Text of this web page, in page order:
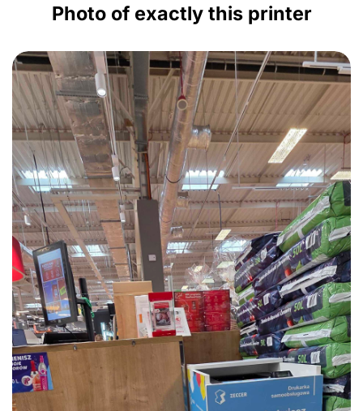
Photo of exactly this printer